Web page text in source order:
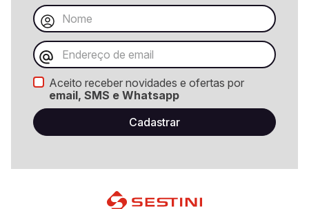
Aceito receber novidades e ofertas por
email, SMS e Whatsapp